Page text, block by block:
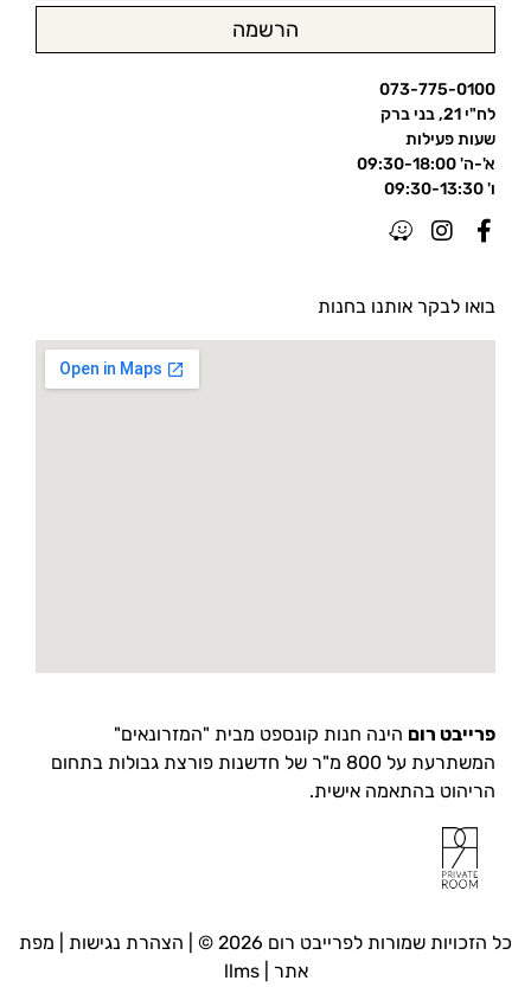
הרשמה
073-775-0100
לח"י 21, בני ברק
שעות פעילות
א'-ה' 09:30-18:00
ו' 09:30-13:30
בואו לבקר אותנו בחנות
פרייבט רום הינה חנות קונספט מבית "המזרונאים"
המשתרעת על 800 מ"ר של חדשנות פורצת גבולות בתחום
הריהוט בהתאמה אישית.
כל הזכויות שמורות לפרייבט רום 2026 © | הצהרת נגישות
מפת
אתר |
llms